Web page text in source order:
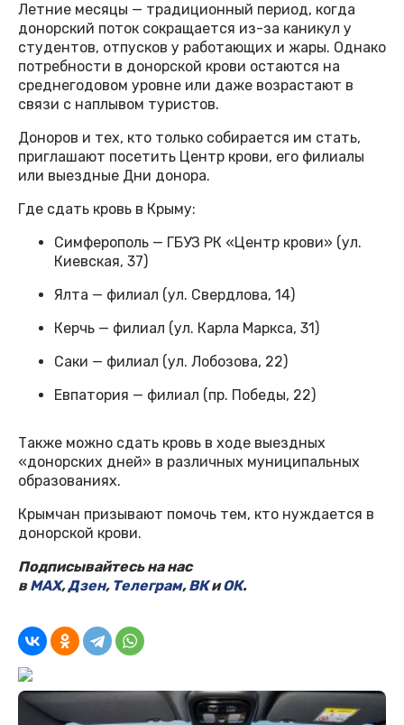
Летние месяцы — традиционный период, когда
донорский поток сокращается из-за каникул у
студентов, отпусков у работающих и жары. Однако
потребности в донорской крови остаются на
среднегодовом уровне или даже возрастают в
связи с наплывом туристов.
Доноров и тех, кто только собирается им стать,
приглашают посетить Центр крови, его филиалы
или выездные Дни донора.
Где сдать кровь в Крыму:
Симферополь — ГБУЗ РК «Центр крови» (ул.
Киевская, 37)
Ялта — филиал (ул. Свердлова, 14)
Керчь — филиал (ул. Карла Маркса, 31)
Саки — филиал (ул. Лобозова, 22)
Евпатория — филиал (пр. Победы, 22)
Также можно сдать кровь в ходе выездных
«донорских дней» в различных муниципальных
образованиях.
Крымчан призывают помочь тем, кто нуждается в
донорской крови.
Подписывайтесь на нас
вMAX,Дзен, Телеграм,ВКиОК.